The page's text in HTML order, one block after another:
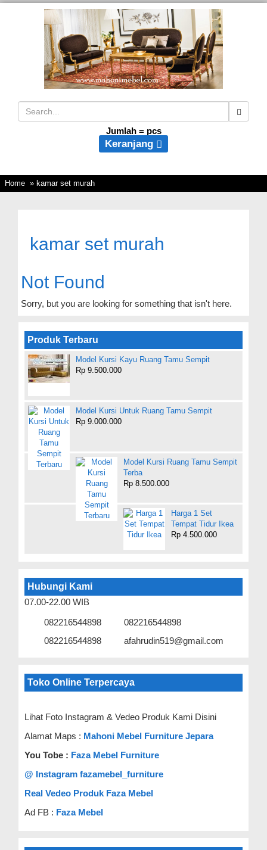
Jumlah = pcs
Keranjang
Home » kamar set murah
kamar set murah
Not Found
Sorry, but you are looking for something that isn't here.
Produk Terbaru
Model Kursi Kayu Ruang Tamu Sempit
Rp 9.500.000
Model Kursi Untuk Ruang Tamu Sempit
Rp 9.000.000
Model Kursi Ruang Tamu Sempit
Terba
Rp 8.500.000
Harga 1 Set
Tempat Tidur Ikea
Rp 4.500.000
Hubungi Kami
07.00-22.00 WIB
082216544898
082216544898
082216544898
afahrudin519@gmail.com
Toko Online Terpercaya
Lihat Foto Instagram & Vedeo Produk Kami Disini
Alamat Maps : Mahoni Mebel Furniture Jepara
You Tobe : Faza Mebel Furniture
@ Instagram fazamebel_furniture
Real Vedeo Produk Faza Mebel
Ad FB : Faza Mebel